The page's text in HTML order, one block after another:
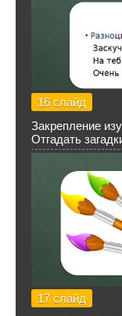
16 слайд
Закрепление
Отгадать
17 слайд